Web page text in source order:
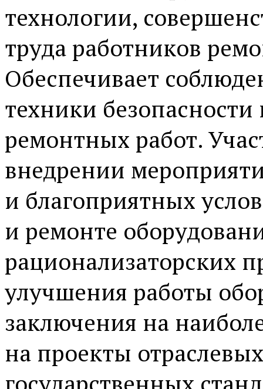
технологии,
труда работников
Обеспечивает
техники
ремонтных работ.
внедрении
и благоприятных
и ремонте
рационализаторских
улучшения работы
заключения на
на проекты